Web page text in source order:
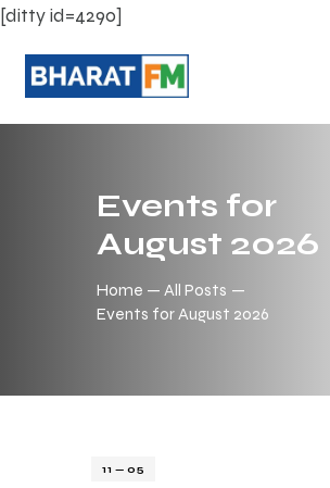
[ditty id=4290]
Events for
August 2026
Home
All Posts
Events for August 2026
11 — 05